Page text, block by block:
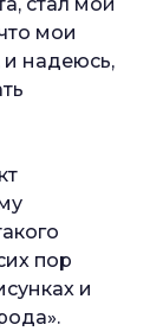
мои
надеюсь,
пор
и